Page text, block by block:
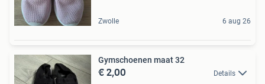
Zwolle 6 aug 26
Gymschoenen maat 32
€ 2,00 Details